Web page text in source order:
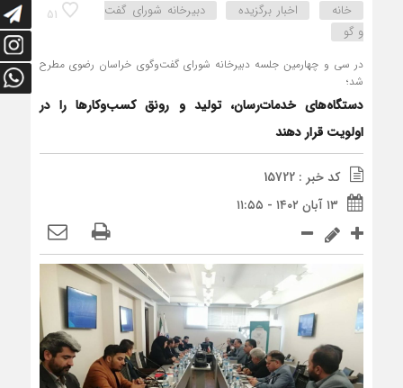
51 خانه اخبار برگزیده
دبیرخانه شورای گفت
و گو
در سی و چهارمین جلسه دبیرخانه شورای گفت‌وگوی خراسان رضوی مطرح
شد؛
دستگاه‌های خدمات‌رسان، تولید و رونق کسب‌وکارها را در
اولویت قرار دهند
کد خبر : 15722
۱۳ آبان ۱۴۰۲ - ۱۱:۵۵